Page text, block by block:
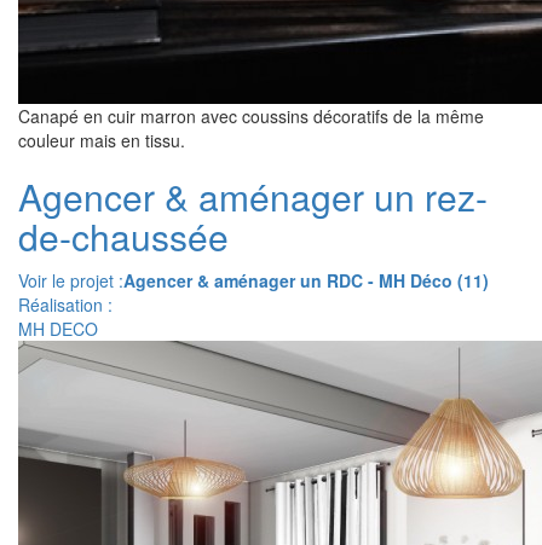
Canapé en cuir marron avec coussins décoratifs de la même
couleur mais en tissu.
Agencer & aménager un rez-
de-chaussée
Voir le projet :Agencer & aménager un RDC - MH Déco (11)
Réalisation :
MH DECO